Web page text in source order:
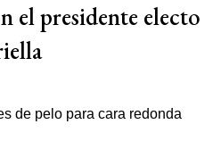
el presidente electo